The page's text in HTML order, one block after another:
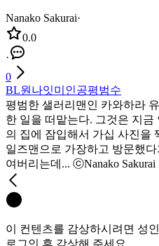
Nanako Sakurai·
0.0
·
0
BL원나잇미인공평범수
평범한 샐러리맨인 카와하라
한 일을 떠맡는다. 그것은 지금
의 집에 잠입해서 가십 사진을
일즈맨으로 가장하고 방문했
여버리는데... ⓒNanako Sakurai
이 컨텐츠를 감상하시려면 성